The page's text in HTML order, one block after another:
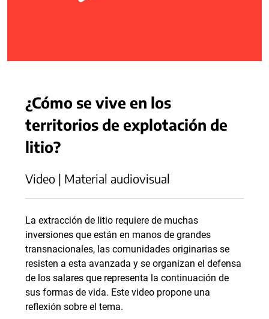
¿Cómo se vive en los
territorios de explotación de
litio?
Video | Material audiovisual
La extracción de litio requiere de muchas
inversiones que están en manos de grandes
transnacionales, las comunidades originarias se
resisten a esta avanzada y se organizan el defensa
de los salares que representa la continuación de
sus formas de vida. Este video propone una
reflexión sobre el tema.